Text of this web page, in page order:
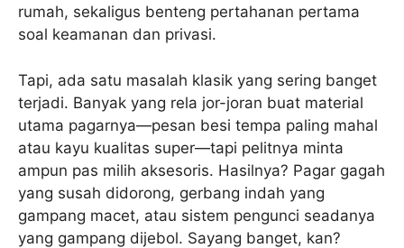
rumah, sekaligus benteng pertahanan pertama
soal keamanan dan privasi.
Tapi, ada satu masalah klasik yang sering banget
terjadi. Banyak yang rela jor-joran buat material
utama pagarnya—pesan besi tempa paling mahal
atau kayu kualitas super—tapi pelitnya minta
ampun pas milih aksesoris. Hasilnya? Pagar gagah
yang susah didorong, gerbang indah yang
gampang macet, atau sistem pengunci seadanya
yang gampang dijebol. Sayang banget, kan?